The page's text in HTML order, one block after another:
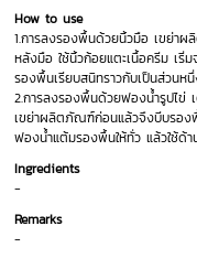
How to use
1.การลงรองพื้นด้วยนิ้วมือ เขย่
หลังมือ ใช้นิ้วก้อยแตะเนื้อครีม เริ่
รองพื้นเรียบสนิทราวกับเป็นส่วนห
2.การลงรองพื้นด้วยฟองน้ำรูปไข่
เขย่าผลิตภัณฑ์ก่อนแล้วจึงบีบรอง
ฟองน้ำแต้มรองพื้นให้ทั่ว แล้วใช้ด้
Ingredients
-
Remarks
-